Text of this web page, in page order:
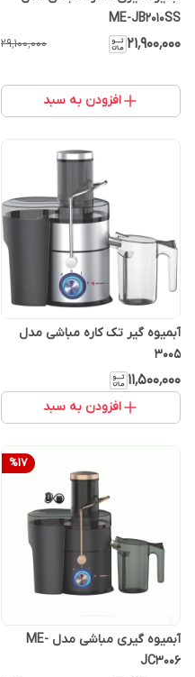
ME-JB2010SS
۲۱٬۹۰۰٬۰۰۰ ۲۹٬۱۰۰٬۰۰۰
افزودن به سبد
آبمیوه گیر تک کاره مباشی مدل
۳۰۰۵
۱۱٬۵۰۰٬۰۰۰
افزودن به سبد
%17
آبمیوه گیری مباشی مدل ME-
JC3006